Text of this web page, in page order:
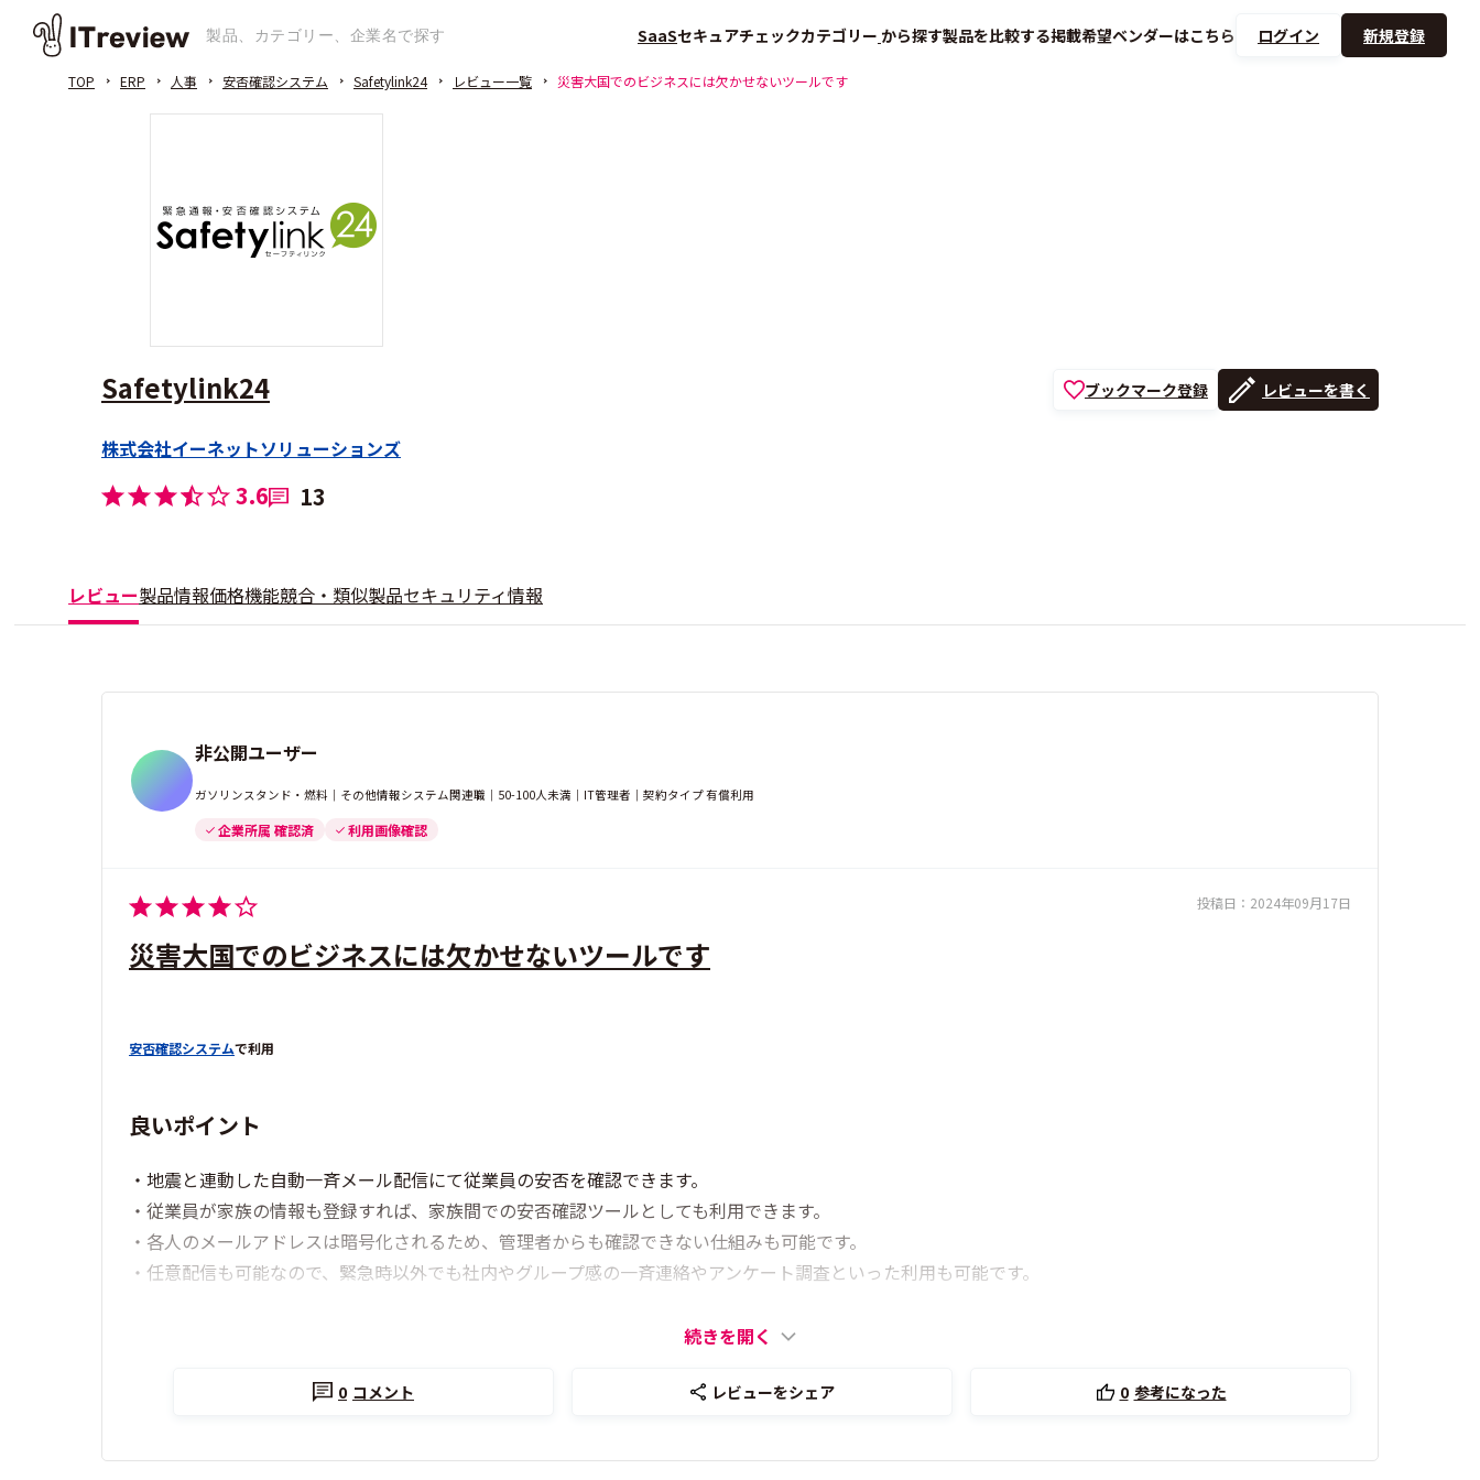
SaaSセキュアチェックカテゴリー から探す製品を比較する掲載希望ベンダーはこちら ログイン 新規登録
TOP ERP 人事 安否確認システム Safetylink24 レビュー一覧 災害大国でのビジネスには欠かせないツールです
Safetylink24
株式会社イーネットソリューションズ
3.6 13
ブックマーク登録 レビューを書く
レビュー製品情報価格機能競合・類似製品セキュリティ情報
非公開ユーザー
ガソリンスタンド・燃料｜その他情報システム関連職｜50-100人未満｜IT管理者｜契約タイプ 有償利用
企業所属 確認済 利用画像確認
投稿日： 2024年09月17日
災害大国でのビジネスには欠かせないツールです
安否確認システムで利用
良いポイント
・地震と連動した自動一斉メール配信にて従業員の安否を確認できます。
・従業員が家族の情報も登録すれば、家族間での安否確認ツールとしても利用できます。
・各人のメールアドレスは暗号化されるため、管理者からも確認できない仕組みも可能です。
・任意配信も可能なので、緊急時以外でも社内やグループ感の一斉連絡やアンケート調査といった利用も可能です。
続きを開く
0 コメント レビューをシェア 0 参考になった